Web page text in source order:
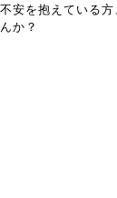
安を抱えている
か？